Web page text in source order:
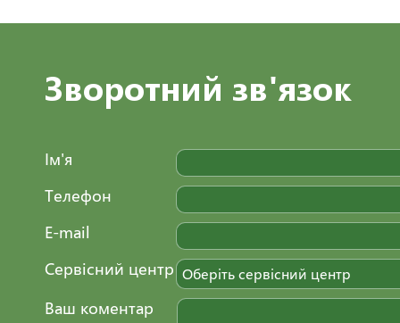
Зворотний зв'язок
Ім'я
Телефон
E-mail
Сервісний центр Оберіть сервісний центр
Ваш коментар